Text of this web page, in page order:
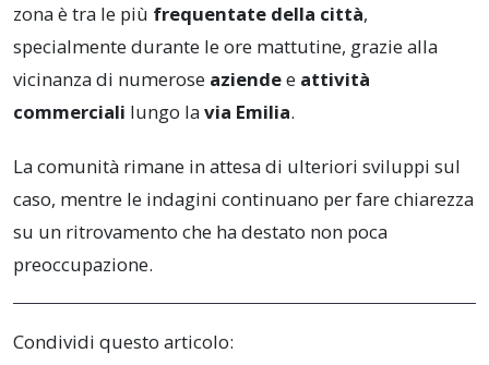
zona è tra le più frequentate della città,
specialmente durante le ore mattutine, grazie alla
vicinanza di numerose aziendee attività
commerciali lungo lavia Emilia.
La comunità rimane in attesa di ulteriori sviluppi sul
caso, mentre le indagini continuano per fare chiarezza
su un ritrovamento che ha destato non poca
preoccupazione.
Condividi questo articolo: